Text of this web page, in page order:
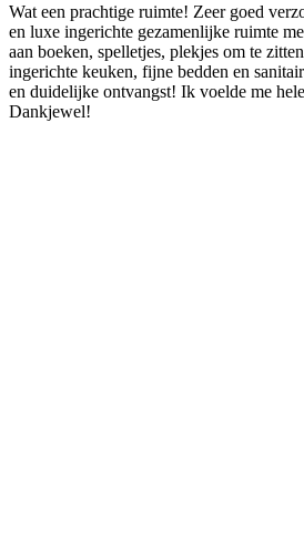
Wat een prachtige ruimte! Zeer goed
en luxe ingerichte gezamenlijke ruimte
aan boeken, spelletjes, plekjes om te
ingerichte keuken, fijne bedden en
en duidelijke ontvangst! Ik voelde me
Dankjewel!